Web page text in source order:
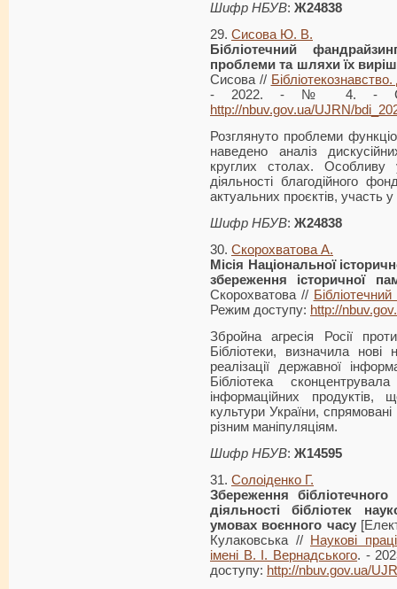
Шифр НБУВ: Ж24838
29. Сисова Ю. В.
Бібліотечний
проблеми та шляхи їх
Сисова //
- 2022. - № 4. - С.
http://nbuv.gov.ua/UJRN/
Розглянуто проблеми
наведено аналіз
круглих столах. Особливу
діяльності благодійного
актуальних проєктів, участь
Шифр НБУВ: Ж24838
30. Скорохватова А.
Місія Національної
збереження історичної
Скорохватова // Бібліотечний
Режим доступу: http://
Збройна агресія Росії
Бібліотеки, визначила нові
реалізації державної
Бібліотека
інформаційних продуктів,
культури України, спрямовані
різним маніпуляціям.
Шифр НБУВ: Ж14595
31. Солоіденко Г.
Збереження
діяльності бібліотек
умовах воєнного часу
Кулаковська //
Наукові
імені В. І. Вернадського. -
доступу: http://nbuv.gov.ua/